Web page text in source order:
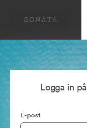
Logga in
E-post